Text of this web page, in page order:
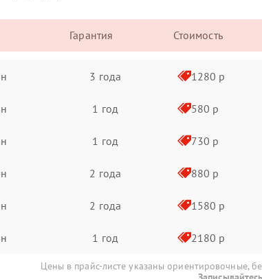
Гарантия Стоимость
3 года 1280 р
1 год 580 р
1 год 730 р
2 года 880 р
2 года 1580 р
1 год 2180 р
Цены в прайс-листе указаны ориентировочные,